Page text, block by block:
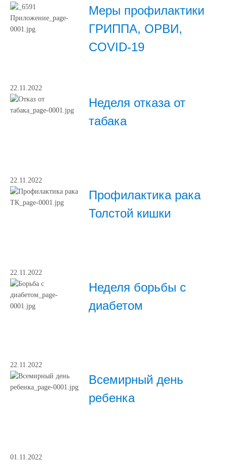
Меры профилактики
ГРИППА, ОРВИ,
COVID-19
22.11.2022
Неделя отказа от
табака
22.11.2022
Профилактика рака
Толстой кишки
22.11.2022
Неделя борьбы с
диабетом
22.11.2022
Всемирный день
ребенка
01.11.2022